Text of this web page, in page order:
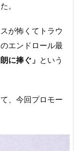
。
が怖くてトラウ
エンドロール最
に捧ぐ」 という
、今回プロモー